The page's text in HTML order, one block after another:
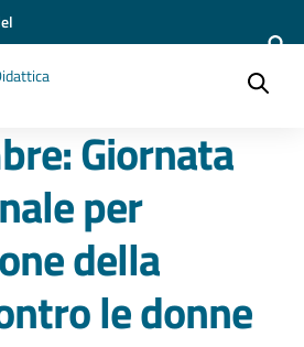
Giornata
per
della
le donne